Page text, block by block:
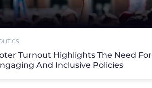
Turnout Highlights The Need For
And Inclusive Policies